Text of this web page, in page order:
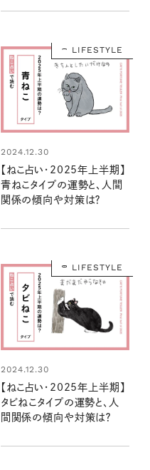
LIFESTYLE
2024.12.30
【ねこ占い・2025年上半期】
青ねこタイプの運勢と、人間
関係の傾向や対策は？
LIFESTYLE
2024.12.30
【ねこ占い・2025年上半期】
タビねこタイプの運勢と、人
間関係の傾向や対策は？